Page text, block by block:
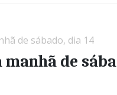
de sábado, dia 14
de